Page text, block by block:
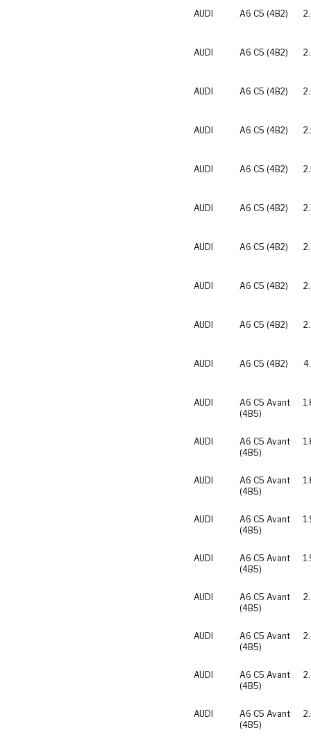
AUDI A6 C5 (4B2)
AUDI A6 C5 (4B2)
AUDI A6 C5 (4B2)
AUDI A6 C5 (4B2)
AUDI A6 C5 (4B2)
AUDI A6 C5 (4B2)
AUDI A6 C5 (4B2)
AUDI A6 C5 (4B2)
AUDI A6 C5 (4B2)
AUDI A6 C5 (4B2)
AUDI
A6 C5 Avant
(4B5)
AUDI
A6 C5 Avant
(4B5)
AUDI
A6 C5 Avant
(4B5)
AUDI
A6 C5 Avant
(4B5)
AUDI
A6 C5 Avant
(4B5)
AUDI
A6 C5 Avant
(4B5)
AUDI
A6 C5 Avant
(4B5)
AUDI
A6 C5 Avant
(4B5)
AUDI
A6 C5 Avant
(4B5)